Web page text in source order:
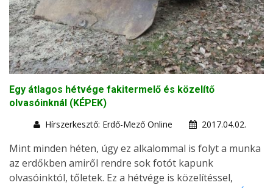
Egy átlagos hétvége fakitermelő és közelítő
olvasóinknál (KÉPEK)
Hírszerkesztő: Erdő-Mező Online
2017.04.02.
Mint minden héten, úgy ez alkalommal is folyt a munka
az erdőkben amiről rendre sok fotót kapunk
olvasóinktól, tőletek. Ez a hétvége is közelítéssel,